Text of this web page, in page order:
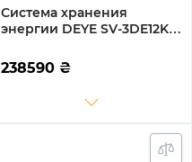
Система хранения
энергии DEYE SV-3DE12K2-
4BAT LiFePO4 ≥6000
циклов (SV-3DE12K2-
238590 ₴